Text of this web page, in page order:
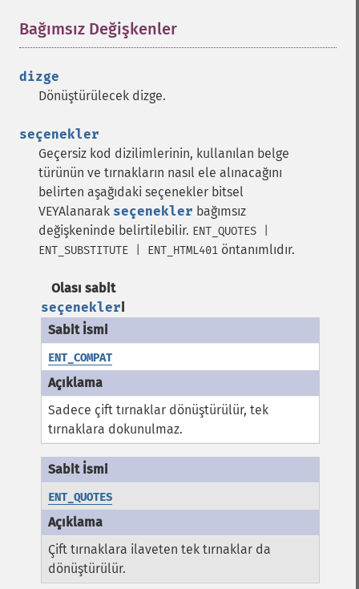
Bağımsız Değişkenler
dizge
Dönüştürülecek dizge.
seçenekler
Geçersiz kod dizilimlerinin, kullanılan belge
türünün ve tırnakların nasıl ele alınacağını
belirten aşağıdaki seçenekler bitsel
VEYAlanarak seçenekler bağımsız
değişkeninde belirtilebilir. ENT_QUOTES |
ENT_SUBSTITUTE | ENT_HTML401 öntanımlıdır.
Olası sabit
seçenekleri
ENT_COMPAT
Sadece çift tırnaklar dönüştürülür, tek
tırnaklara dokunulmaz.
ENT_QUOTES
Çift tırnaklara ilaveten tek tırnaklar da
dönüştürülür.